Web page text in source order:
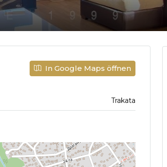
In Google Maps öffnen
Trakata